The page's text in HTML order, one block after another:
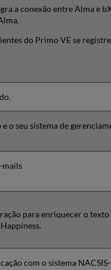
a conexão entre Alma e
do Primo VE se
o seu sistema de
mails
para enriquecer o texto
com o sistema